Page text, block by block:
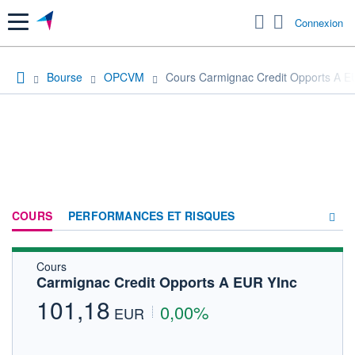
Menu Connexion
Bourse OPCVM Cours Carmignac Credit Opports A
COURS PERFORMANCES ET RISQUES
Cours
Carmignac Credit Opports A EUR YInc
101,18 EUR 0,00%